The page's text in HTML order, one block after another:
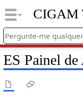
CIGAM
ES Painel